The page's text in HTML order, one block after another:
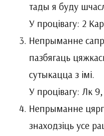
тады я буду
У процівагу: 2
Непрыманне
пазбягаць
сутыкацца з імі.
У процівагу: Лк
Непрыманне
знаходзіць усе